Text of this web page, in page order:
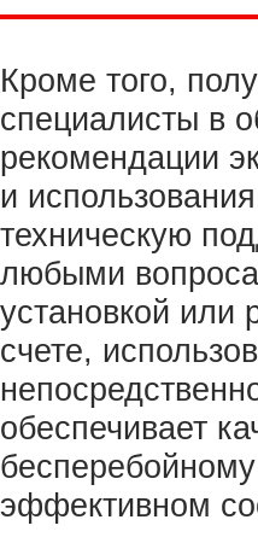
Кроме того,
специалисты в
рекомендации
и
техническую
любыми
установкой или
счете,
обеспечивает
эффективном